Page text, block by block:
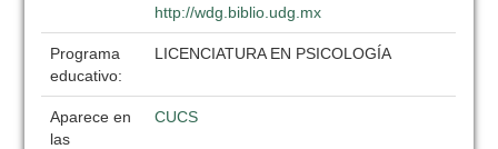
http://wdg.biblio.udg.mx
Programa
educativo:
LICENCIATURA EN PSICOLOGÍA
Aparece en
las
CUCS